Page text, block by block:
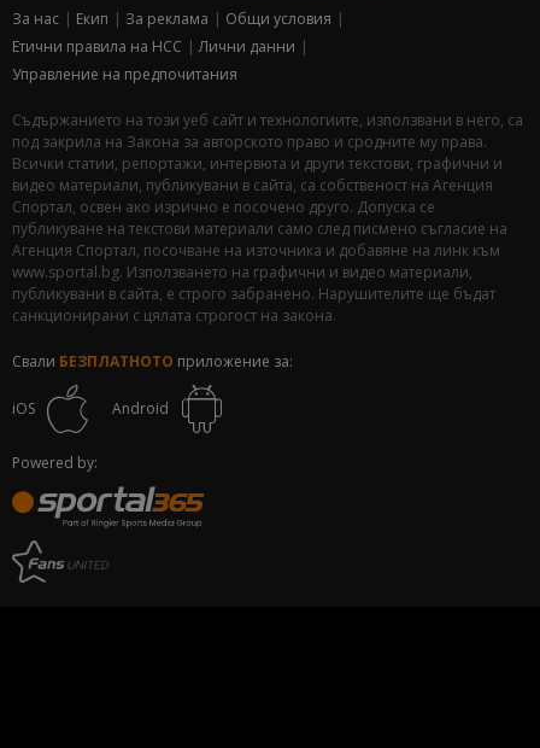
За нас Екип За рекламa
Общи условия
Етични правила на НСС
Лични данни
Управление на предпочитания
Съдържанието на този уеб сайт и технологиите, използвани в него, са
под закрила на Закона за авторското право и сродните му права.
Всички статии, репортажи, интервюта и други текстови, графични и
видео материали, публикувани в сайта, са собственост на Агенция
Спортал, освен ако изрично е посочено друго. Допуска се
публикуване на текстови материали само след писмено съгласие на
Агенция Спортал, посочване на източника и добавяне на линк към
www.sportal.bg. Използването на графични и видео материали,
публикувани в сайта, е строго забранено. Нарушителите ще бъдат
санкционирани с цялата строгост на закона.
Свали БЕЗПЛАТНОТО приложение за:
iOS Android
Powered by: